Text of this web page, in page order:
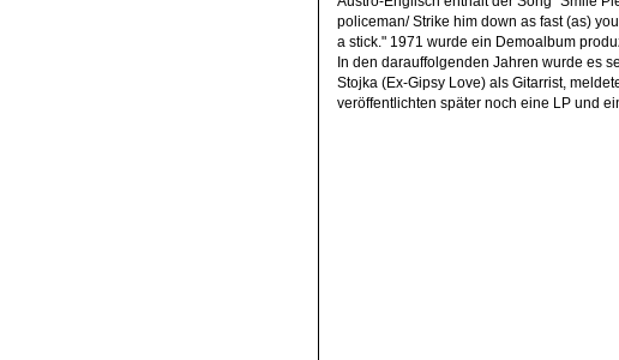
policeman/ Strike him down as fast (as)
a stick." 1971 wurde ein Demoalbum
In den darauffolgenden Jahren wurde es
Stojka (Ex-Gipsy Love) als Gitarrist,
veröffentlichten später noch eine LP und